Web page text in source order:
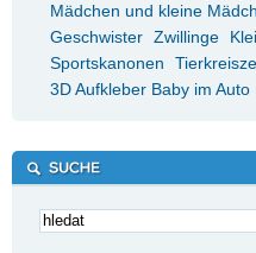
Mädchen und kleine
Geschwister Zwillinge
Sportskanonen
3D Aufkleber Baby im Auto